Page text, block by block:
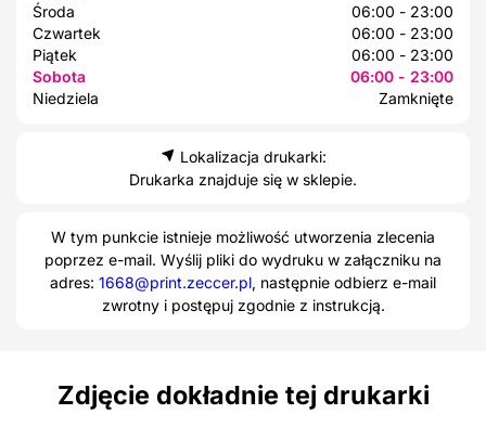
Środa
06:00 - 23:00
Czwartek
06:00 - 23:00
Piątek
06:00 - 23:00
Sobota
06:00 - 23:00
Niedziela
Zamknięte
Lokalizacja drukarki:
Drukarka znajduje się w sklepie.
W tym punkcie istnieje możliwość utworzenia zlecenia
poprzez e-mail. Wyślij pliki do wydruku w załączniku na
adres: 1668@print.zeccer.pl, następnie odbierz e-mail
zwrotny i postępuj zgodnie z instrukcją.
Zdjęcie dokładnie tej drukarki